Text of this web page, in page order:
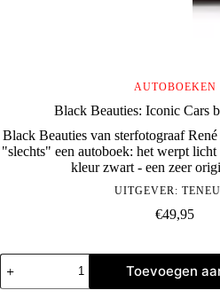
AUTOBOEKEN
Black Beauties: Iconic Cars
Black Beauties van sterfotograaf
"slechts" een autoboek: het werpt licht
kleur zwart - een zeer
UITGEVER:
€49,95
Black
Beauties:
Iconic
Toevoegen